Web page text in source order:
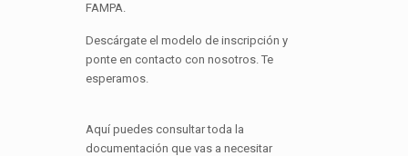
FAMPA.
Descárgate el modelo de inscripción y
ponte en contacto con nosotros. Te
esperamos.
Aquí puedes consultar toda la
documentación que vas a necesitar